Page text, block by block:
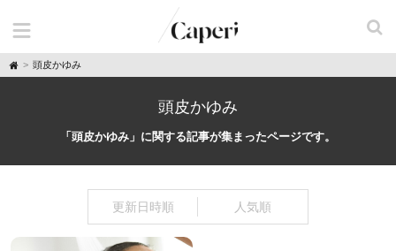
H
o
頭皮かゆみ
頭皮かゆみ
「頭皮かゆみ」に関する記事が集まったページです。
更新日時順 人気順